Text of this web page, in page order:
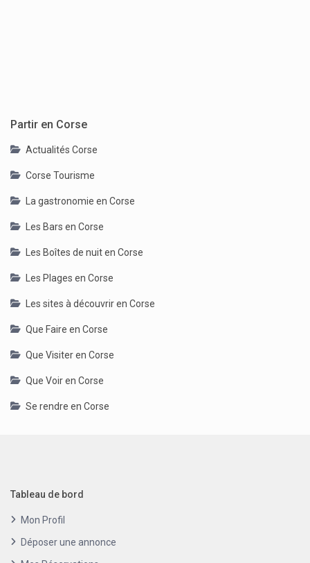
Partir en Corse
Actualités Corse
Corse Tourisme
La gastronomie en Corse
Les Bars en Corse
Les Boîtes de nuit en Corse
Les Plages en Corse
Les sites à découvrir en Corse
Que Faire en Corse
Que Visiter en Corse
Que Voir en Corse
Se rendre en Corse
Tableau de bord
Mon Profil
Déposer une annonce